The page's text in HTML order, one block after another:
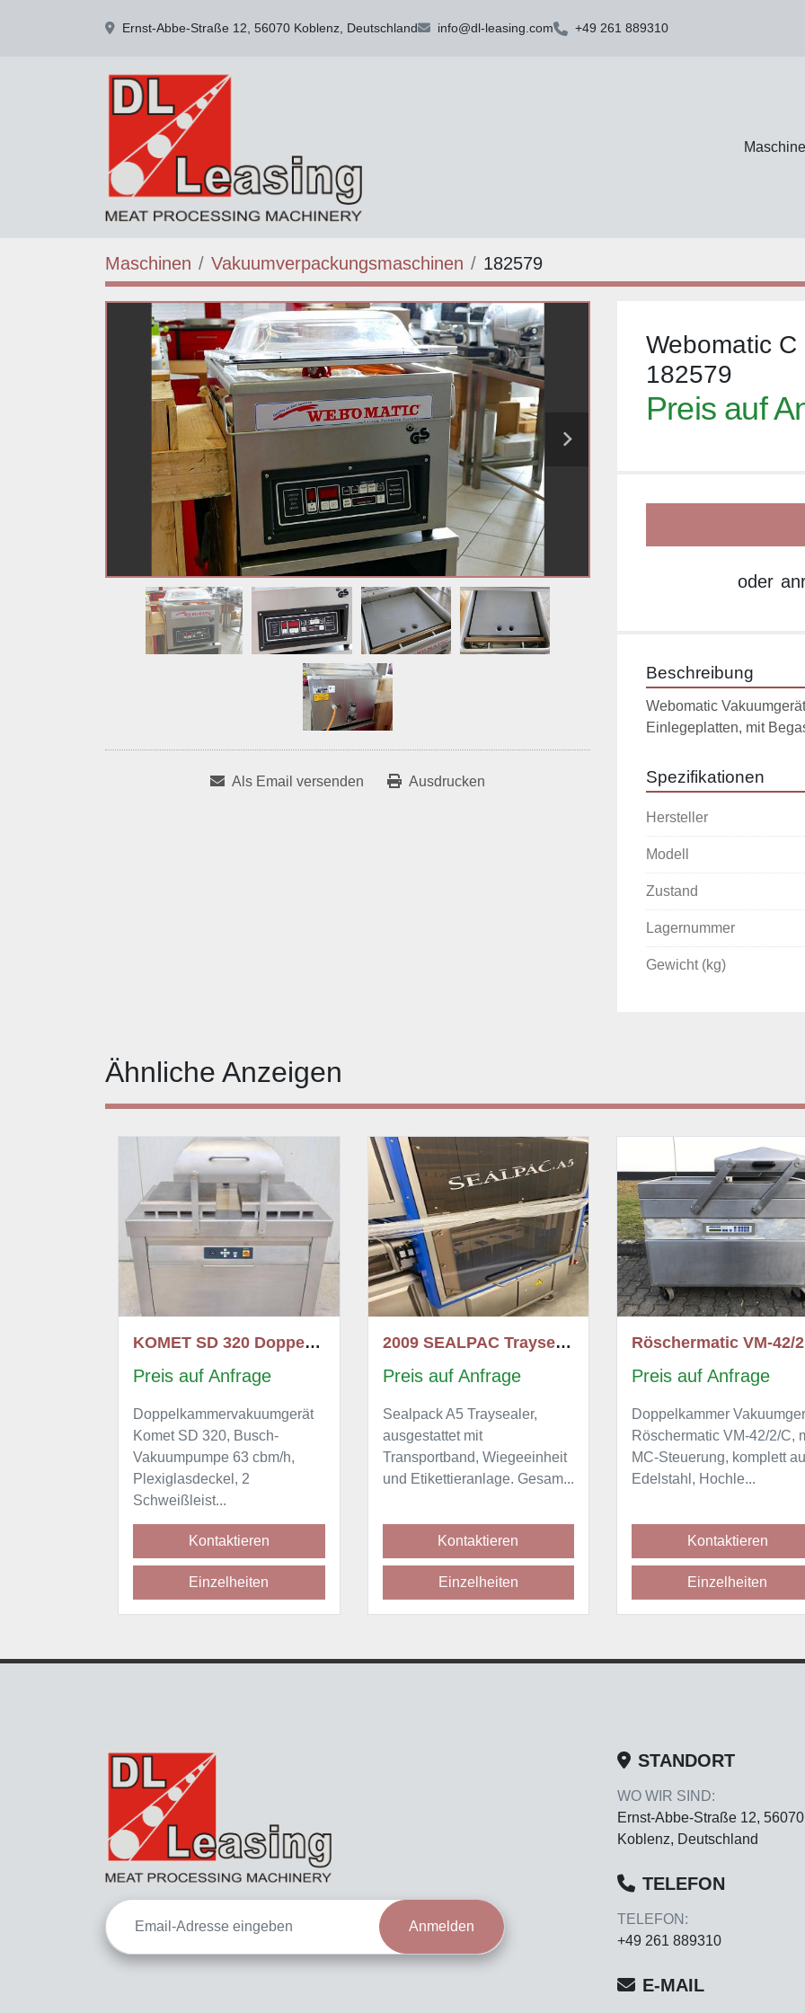
Ernst-Abbe-Straße 12, 56070 Koblenz, Deutschland info@dl-leasing.com +49 261 889310
Maschinen Vakuumverpackungsmaschinen 182579
Als Email versenden Ausdrucken
Webomatic
182579
Preis auf
oder
Beschreibung
Webomatic
Einlegeplatten, mit
Spezifikationen
Hersteller
Modell
Zustand
Lagernummer
Gewicht (kg)
Ähnliche Anzeigen
Preis auf Anfrage
Sealpack A5 Traysealer,
ausgestattet mit
Transportband, Wiegeeinheit
und Etikettieranlage. Gesam...
Kontaktieren
Einzelheiten
Preis auf Anfrage
Doppelkammer Vakuumgerät
Röschermatic VM-42/2/C, mit
MC-Steuerung, komplett aus
Edelstahl, Hochle...
Kontaktieren
Einzelheiten
Preis auf Anfrage
WEBOMATIC ED 120
Kammergröße: 650 x
210 mm (2 x),
Kontaktieren
Einzelheiten
Anmelden
STANDORT
WO WIR SIND:
Ernst-Abbe-Straße 12, 56070
Koblenz, Deutschland
TELEFON
TELEFON:
+49 261 889310
E-MAIL